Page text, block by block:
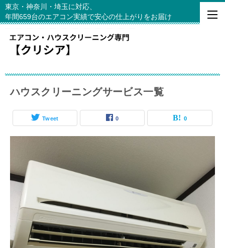
東京・神奈川・埼玉に対応、
年間659台のエアコン実績で安心の仕上がりをお届け
ハウスクリーニングサービス一覧
Tweet 0 0